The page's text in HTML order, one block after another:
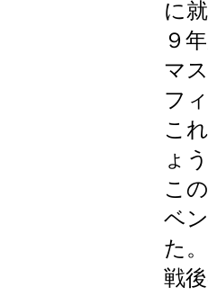
に
９
マ
フ
こ
ょ
こ
ベ
た
戦